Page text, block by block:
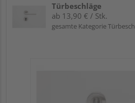
Türbeschläge
ab 13,90 € / Stk.
gesamte Kategorie